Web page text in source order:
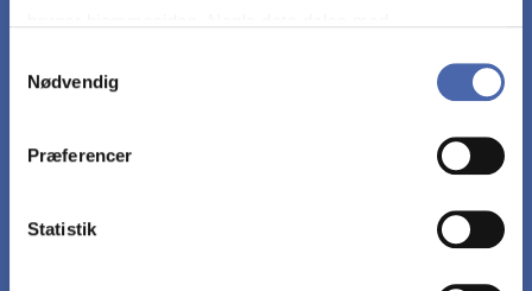
markedsføring. Du bestemmer selv - og kan altid trække
Nødvendig
Præferencer
Statistik
selvstændig vis udvælge, systematisk
relevante dele af pensum, således at den